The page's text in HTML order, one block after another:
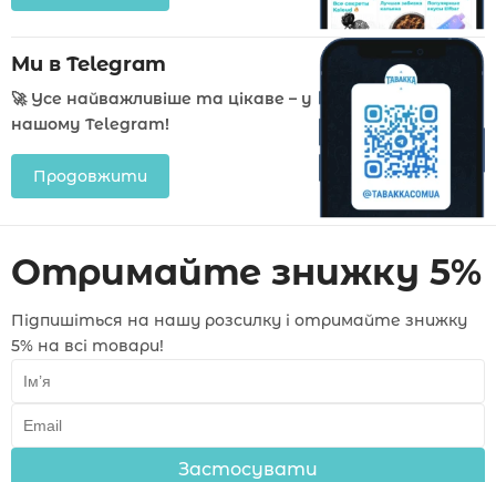
Ми в Telegram
🚀 Усе найважливіше та цікаве – у
нашому Telegram!
Продовжити
Отримайте знижку 5%
Підпишіться на нашу розсилку і отримайте знижку
5% на всі товари!
Застосувати